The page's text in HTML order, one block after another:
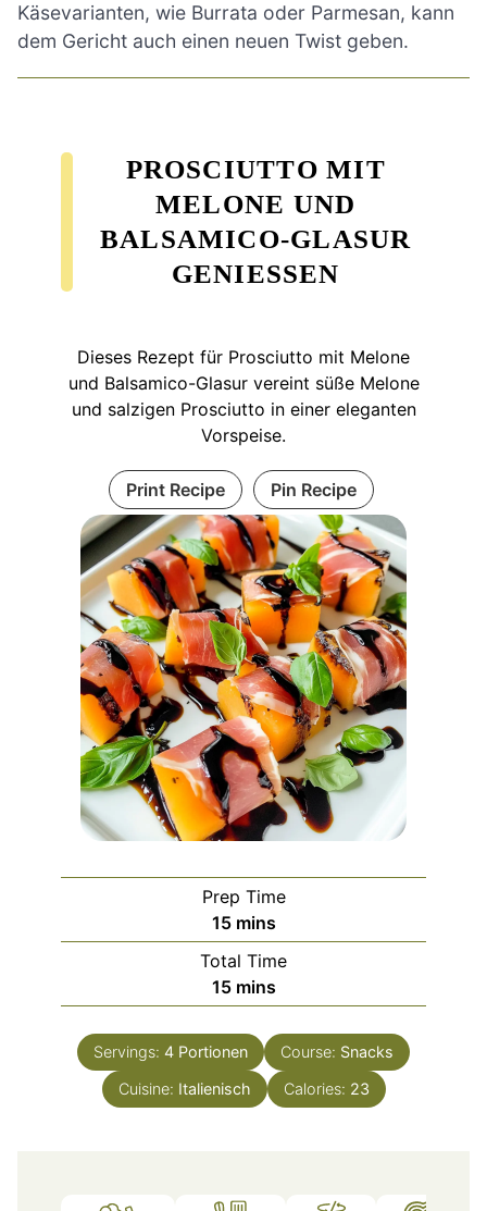
Käsevarianten, wie Burrata oder Parmesan, kann
dem Gericht auch einen neuen Twist geben.
PROSCIUTTO MIT
MELONE UND
BALSAMICO-GLASUR
GENIESSEN
Dieses Rezept für Prosciutto mit Melone
und Balsamico-Glasur vereint süße Melone
und salzigen Prosciutto in einer eleganten
Vorspeise.
Print Recipe Pin Recipe
Prep Time
15minutes
mins
Total Time
15minutes
mins
Servings: 4 Portionen Course: Snacks
Cuisine: Italienisch Calories: 23